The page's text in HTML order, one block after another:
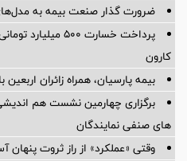
ضرورت گذار صنعت بیمه به
پرداخت خسارت ۵۰۰
کارون
بیمه پارسیان، همراه زائران
برگزاری چهارمین نشست هم
های صنفی نمایندگان
وقتی «عملکرد» از راز ثروت پنهان